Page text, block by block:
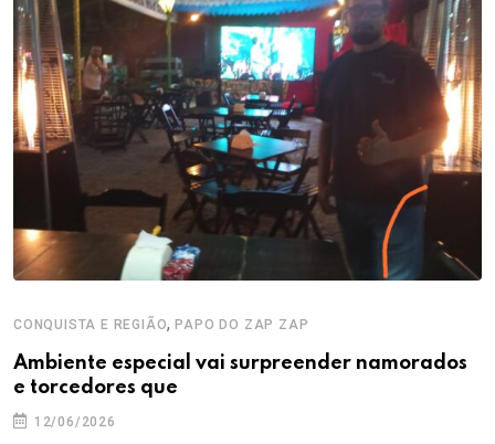
CONQUISTA E REGIÃO,PAPO DO ZAP ZAP
Ambiente especial vai surpreender namorados
e torcedores que
12/06/2026